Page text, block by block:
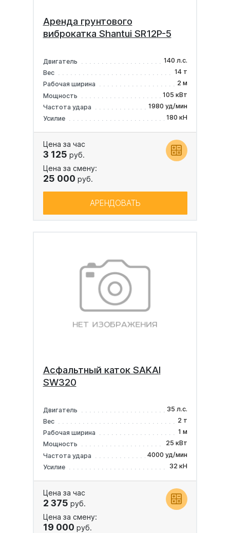
Аренда грунтового
виброкатка Shantui SR12P-5
Двигатель
140 л.с.
Вес
14 т
Рабочая ширина
2 м
Мощность
105 кВт
Частота удара
1980 уд/мин
Усилие
180 кН
Цена за час
3 125 руб.
Цена за смену:
25 000 руб.
АРЕНДОВАТЬ
Асфальтный каток SAKAI
SW320
Двигатель
35 л.с.
Вес
2 т
Рабочая ширина
1 м
Мощность
25 кВт
Частота удара
4000 уд/мин
Усилие
32 кН
Цена за час
2 375 руб.
Цена за смену:
19 000 руб.